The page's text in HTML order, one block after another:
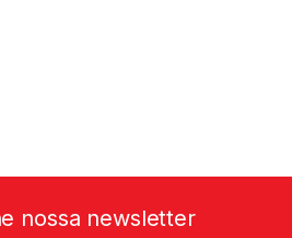
nossa newsletter